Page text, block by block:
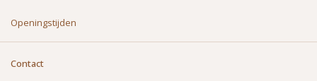
Openingstijden
Contact